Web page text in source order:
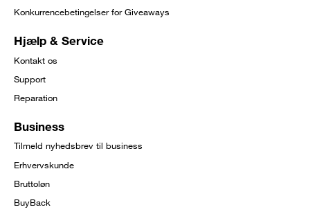
Konkurrencebetingelser for Giveaways
Hjælp & Service
Kontakt os
Support
Reparation
Business
Tilmeld nyhedsbrev til business
Erhvervskunde
Bruttoløn
BuyBack